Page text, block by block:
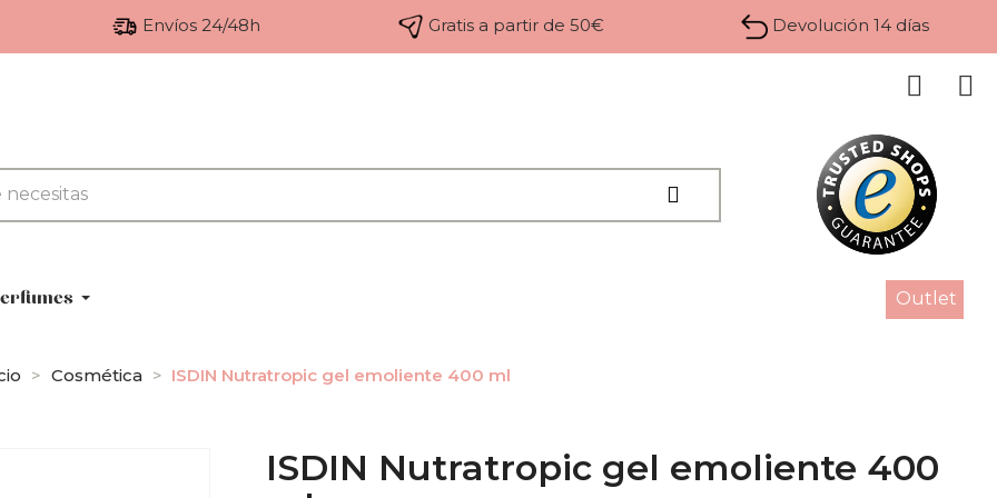
Envíos 24/48h Gratis a partir de 50€ Devolución 14 días
Outlet
Cosmética ISDIN Nutratropic gel emoliente 400 ml
ISDIN Nutratropic gel emoliente 400